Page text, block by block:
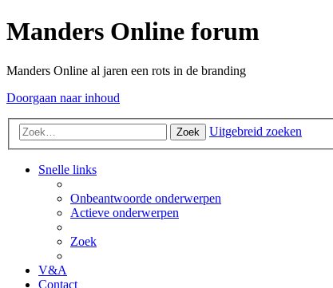
Manders Online forum
Manders Online al jaren een rots in de branding
Doorgaan naar inhoud
Zoek Uitgebreid zoeken
Snelle links
Onbeantwoorde onderwerpen
Actieve onderwerpen
Zoek
V&A
Contact